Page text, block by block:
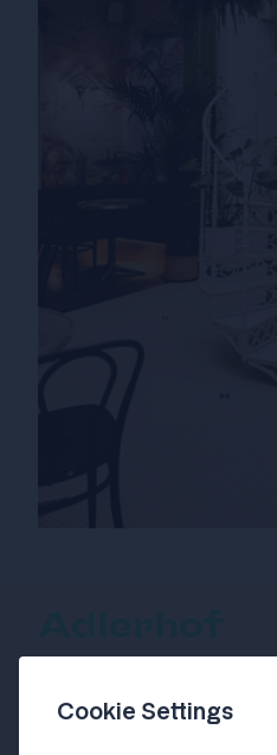
Das hippe
Cookie Settings